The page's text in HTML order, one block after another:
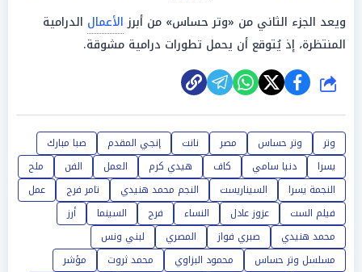
ويعد الجزء الثاني من «وتر حساس» من أبرزالأعمال الدرامية
المنتظرة، إذ يُتوقع أن يحمل تطورات درامية مشوقة.
شارك
وتر وتر حساس مصر نانت إنجي المقدم
صبا مبارك
يسرا
دنيا سامي كاف هيدي كرم العمل الفن
ملح
النجمة يسرا
السيناريست النجم محمد هنيدي تامر فرج
عمل
فيلم الست
عزوز عادل النساء فرج السينما
أرز
محمد هنيدي
صبري فواز المصري
لبني ونس
مسلسل وتر حساس
محمود البزاوي محمد ثروت
مؤشر